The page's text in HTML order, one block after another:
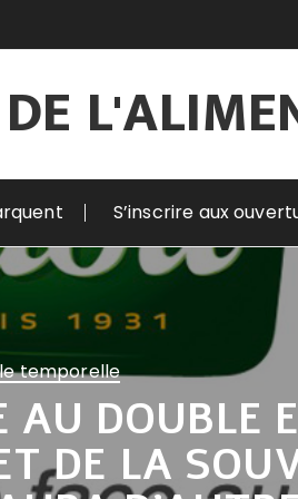
S’inscrire aux
temporelle
DOUBLE
DE LA